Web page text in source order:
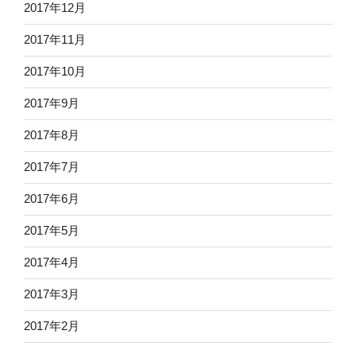
2017年12月
2017年11月
2017年10月
2017年9月
2017年8月
2017年7月
2017年6月
2017年5月
2017年4月
2017年3月
2017年2月